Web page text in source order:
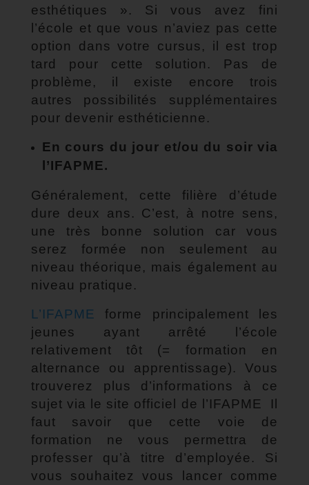
esthétiques ». Si vous avez fini
l’école et que vous n’aviez pas cette
option dans votre cursus, il est trop
tard pour cette solution. Pas de
problème, il existe encore trois
autres possibilités supplémentaires
pour devenir esthéticienne.
En cours du jour et/ou du soir via
l’IFAPME.
Généralement, cette filière d’étude
dure deux ans. C’est, à notre sens,
une très bonne solution car vous
serez formée non seulement au
niveau théorique, mais également au
niveau pratique.
L’IFAPME
forme principalement les
jeunes ayant arrêté l’école
relativement tôt (= formation en
alternance ou apprentissage). Vous
trouverez plus d’informations à ce
sujet via le site officiel de l’IFAPME Il
faut savoir que cette voie de
formation ne vous permettra de
professer qu’à titre d’employée. Si
vous souhaitez vous lancer comme